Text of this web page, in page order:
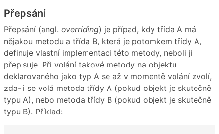
Přepsání
Přepsání (angl. overriding) je případ, kdy třída A má
nějakou metodu a třída B, která je potomkem třídy A,
definuje vlastní implementaci této metody, neboli ji
přepisuje. Při volání takové metody na objektu
deklarovaného jako typ A se až v momentě volání zvolí,
zda-li se volá metoda třídy A (pokud objekt je skutečně
typu A), nebo metoda třídy B (pokud objekt je skutečně
typu B). Příklad: